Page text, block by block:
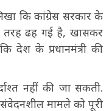
कि कांग्रेस सरकार के
तरह ढह गई है, खासकर
देश के प्रधानमंत्री की
नहीं की जा सकती.
मामले को पूरी